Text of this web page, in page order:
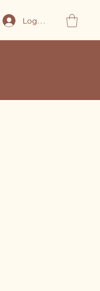
Logga in